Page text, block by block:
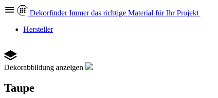
Dekorfinder Immer das richtige Material für Ihr Projekt
Hersteller
Dekorabbildung anzeigen
Taupe